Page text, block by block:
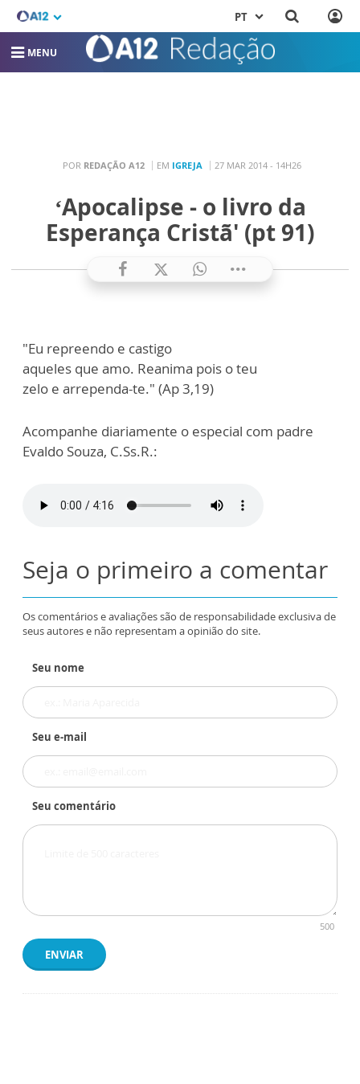
PT
MENU
POR REDAÇÃO A12 EM IGREJA 27 MAR 2014 - 14H26
‘Apocalipse - o livro da
Esperança Cristã' (pt 91)
"Eu repreendo e castigo
aqueles que amo. Reanima pois o teu
zelo e arrependa-te." (Ap 3,19)
Acompanhe diariamente o especial com padre
Evaldo Souza, C.Ss.R.:
Seja o primeiro a comentar
Os comentários e avaliações são de responsabilidade exclusiva de
seus autores e não representam a opinião do site.
Seu nome
Seu e-mail
Seu comentário
500
ENVIAR